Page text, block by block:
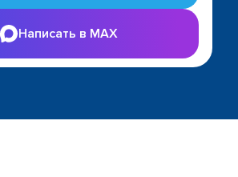
Написать в MAX